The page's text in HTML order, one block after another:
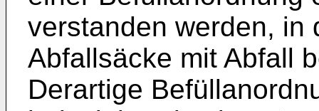
verstanden werden, in
Abfallsäcke mit Abfall
Derartige